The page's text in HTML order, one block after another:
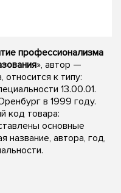
профессионализма
», автор —
к типу:
13.00.01.
в 1999 году.
код товара:
основные
название, автора, год,